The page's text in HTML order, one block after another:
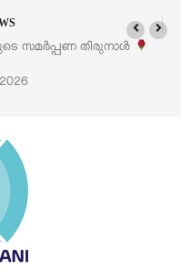
എക്സിബിഷനും സെയിലും
പെരുമാനൂരിൽ